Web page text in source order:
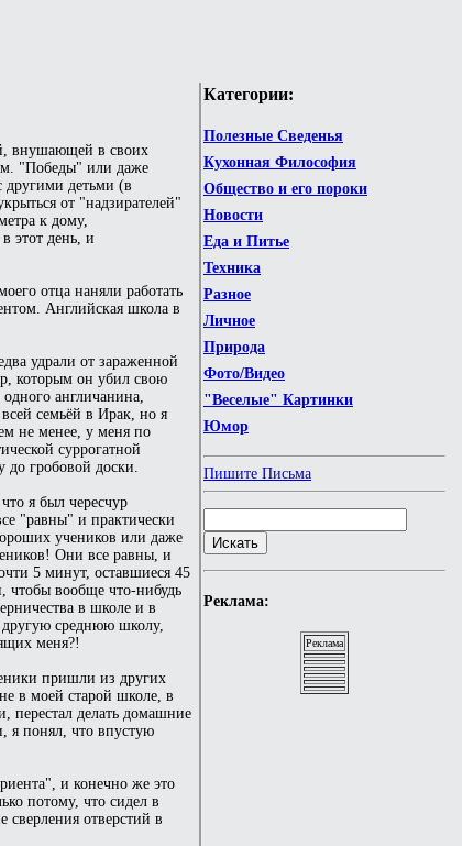
Категории:
Полезные Сведенья
Кухонная Философия
Общество и его пороки
Новости
Еда и Питье
Техника
Разное
Личное
Природа
Фото/Видео
"Веселые" Картинки
Юмор
Пишите Письма
Реклама:
Реклама
внушающей в своих
"Победы" или даже
детьми (в
от "надзирателей"
к дому,
этот день, и
отца наняли работать
Английская школа в
удрали от зараженной
которым он убил свою
англичанина,
семьёй в Ирак, но я
не менее, у меня по
суррогатной
до гробовой доски.
я был чересчур
"равны" и практически
учеников или даже
Они все равны, и
5 минут, оставшиеся 45
чтобы вообще что-нибудь
в школе и в
другую среднюю школу,
меня?!
пришли из других
в моей старой школе, в
перестал делать домашние
я понял, что впустую
и конечно же это
потому, что сидел в
отверстий в